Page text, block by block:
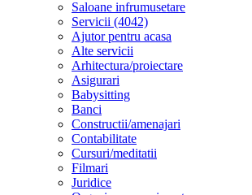
Saloane infrumusetare
Servicii (4042)
Ajutor pentru acasa
Alte servicii
Arhitectura/proiectare
Asigurari
Babysitting
Banci
Constructii/amenajari
Contabilitate
Cursuri/meditatii
Filmari
Juridice